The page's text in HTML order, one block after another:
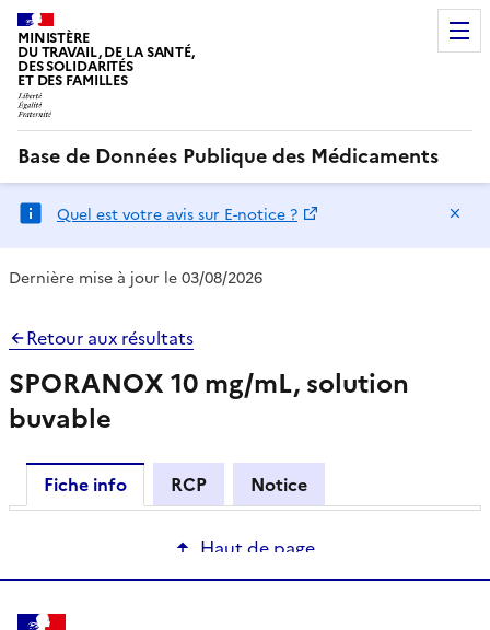
MINISTÈRE
DU TRAVAIL, DE LA SANTÉ,
DES SOLIDARITÉS
ET DES FAMILLES
Base de Données Publique des Médicaments
Quel est votre avis sur E-notice ?
Dernière mise à jour le 03/08/2026
Retour aux résultats
SPORANOX 10 mg/mL, solution
buvable
Fiche info RCP Notice
Haut de page